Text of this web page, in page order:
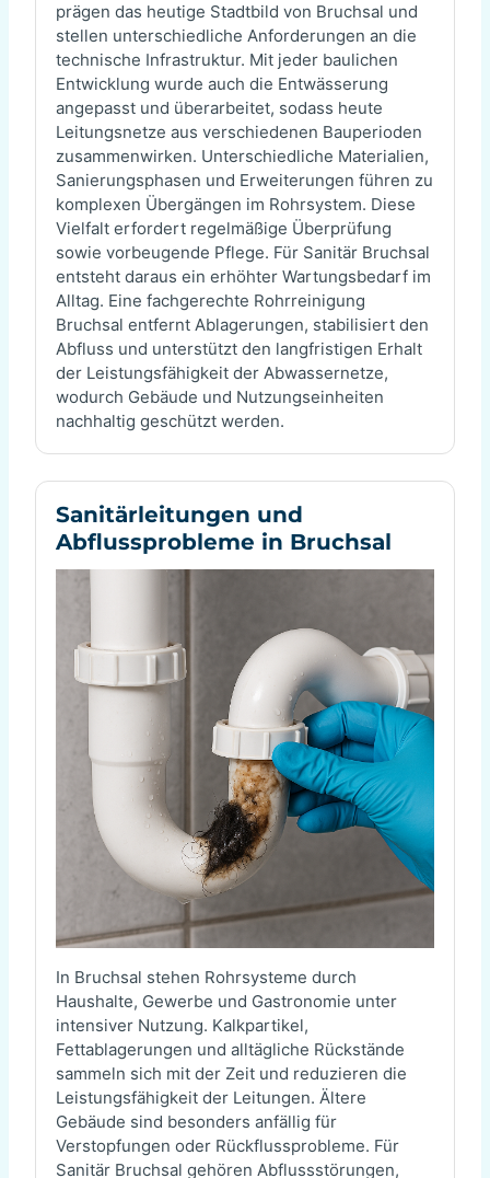
prägen das heutige Stadtbild von Bruchsal und
stellen unterschiedliche Anforderungen an die
technische Infrastruktur. Mit jeder baulichen
Entwicklung wurde auch die Entwässerung
angepasst und überarbeitet, sodass heute
Leitungsnetze aus verschiedenen Bauperioden
zusammenwirken. Unterschiedliche Materialien,
Sanierungsphasen und Erweiterungen führen zu
komplexen Übergängen im Rohrsystem. Diese
Vielfalt erfordert regelmäßige Überprüfung
sowie vorbeugende Pflege. Für Sanitär Bruchsal
entsteht daraus ein erhöhter Wartungsbedarf im
Alltag. Eine fachgerechte Rohrreinigung
Bruchsal entfernt Ablagerungen, stabilisiert den
Abfluss und unterstützt den langfristigen Erhalt
der Leistungsfähigkeit der Abwassernetze,
wodurch Gebäude und Nutzungseinheiten
nachhaltig geschützt werden.
Sanitärleitungen und
Abflussprobleme in Bruchsal
In Bruchsal stehen Rohrsysteme durch
Haushalte, Gewerbe und Gastronomie unter
intensiver Nutzung. Kalkpartikel,
Fettablagerungen und alltägliche Rückstände
sammeln sich mit der Zeit und reduzieren die
Leistungsfähigkeit der Leitungen. Ältere
Gebäude sind besonders anfällig für
Verstopfungen oder Rückflussprobleme. Für
Sanitär Bruchsal gehören Abflussstörungen,